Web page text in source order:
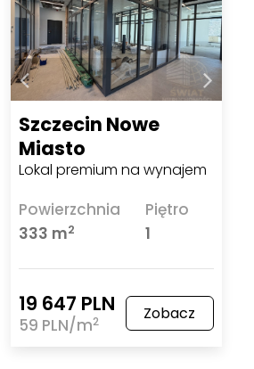
Szczecin Nowe
Miasto
Lokal premium na wynajem
Powierzchnia
333 m2
Piętro
1
19 647 PLN
59 PLN/m2 Zobacz